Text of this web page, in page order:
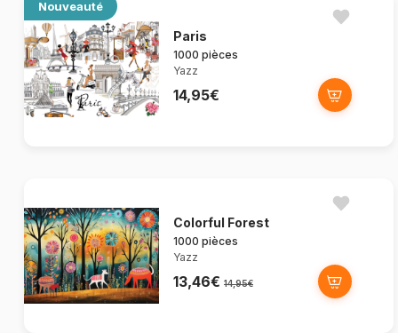
Nouveauté
Paris
1000 pièces
Yazz
14,95€
Colorful Forest
1000 pièces
Yazz
13,46€ 14,95€